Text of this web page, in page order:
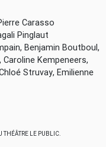
Carasso
Magali Pinglaut
Blampain, Benjamin Boutboul ,
, Caroline Kempeneers,
Chloé Struvay, Emilienne
THÉÂTRE LE PUBLIC.